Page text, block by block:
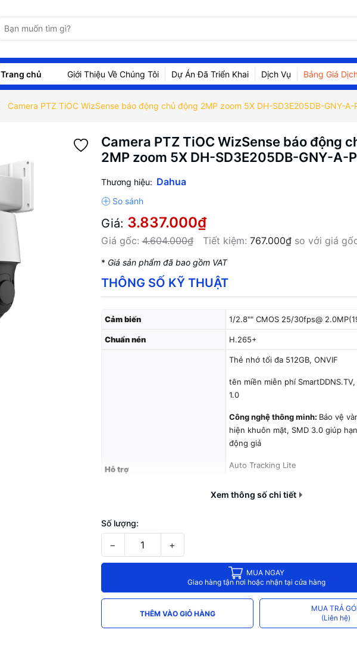
Trang chủ Giới Thiệu Về Chúng Tôi Dự Án Đã Triển Khai Dịch Vụ Bảng Giá
Camera PTZ TiOC WizSense báo động chủ động 2MP zoom 5X DH-SD3E205DB-GNY-A-
Camera PTZ TiOC WizSense báo động
2MP zoom 5X DH-SD3E205DB-GNY-A-
Thương hiệu: Dahua
Giá: 3.837.000₫
Giá gốc: 4.604.000₫ Tiết kiệm: 767.000₫so với giá
* Giá sản phẩm đã bao gồm VAT
THÔNG SỐ KỸ THUẬT
Cảm biến 1/2.8"" CMOS 25/30fps@
Chuẩn nén H.265+
Hỗ trợ
Thẻ nhớ tối đa 512GB, ONVIF
tên miền miễn phí
1.0
Công nghệ thông minh: Bảo vệ
hiện khuôn mặt, SMD 3.0 giúp
động giả
Auto Tracking Lite
scan...)
Mic và loa, hỗ trợ đàm thoại 2
Ngược sáng thực WDR(120dB),
Xem thông số chi tiết
Số lượng:
− +
MUA NGAY
Giao hàng tận nơi hoặc nhận tại cửa hàng
THÊM VÀO GIỎ HÀNG
MUA TRẢ
(Liên hệ)